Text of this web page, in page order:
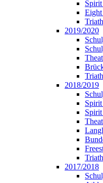
Eight
2019/2020
2018/2019
2017/2018